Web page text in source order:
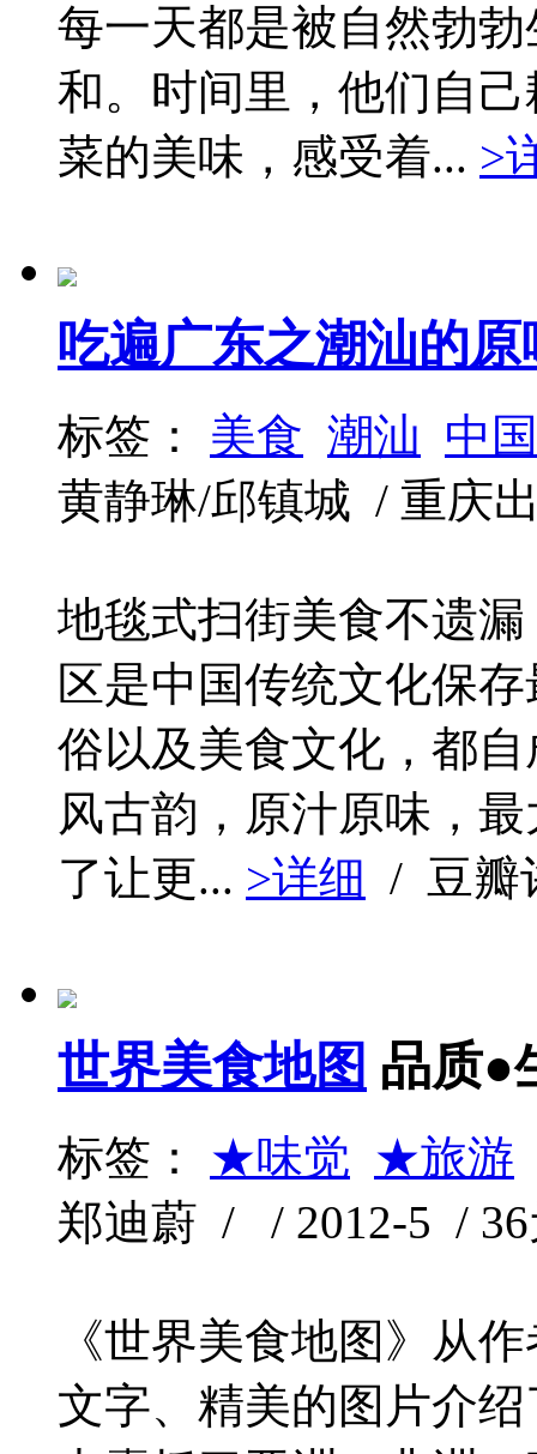
每一天都是被自然勃
和。时间里，他们自
菜的美味，感受着... >
吃遍广东之潮汕的原
标签： 美食 潮汕 中国
黄静琳/邱镇城 / 重庆
地毯式扫街美食不遗
区是中国传统文化保
俗以及美食文化，都
风古韵，原汁原味，
了让更... >详细 / 豆瓣
世界美食地图 品质●
标签： ★味觉 ★旅游
郑迪蔚 / / 2012-5 / 36
《世界美食地图》从
文字、精美的图片介